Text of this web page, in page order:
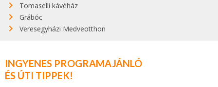
Tomaselli kávéház
Grábóc
Veresegyházi Medveotthon
INGYENES PROGRAMAJÁNLÓ
ÉS ÚTI TIPPEK!